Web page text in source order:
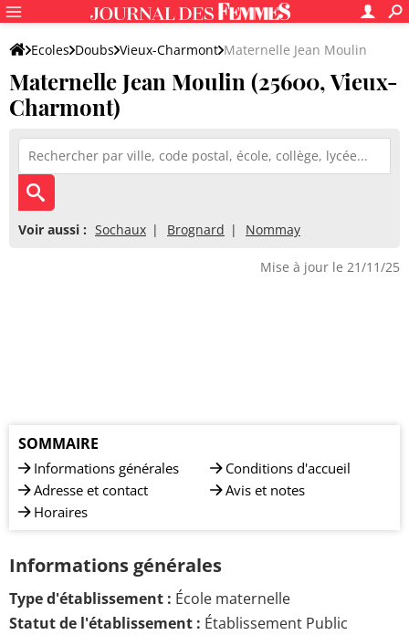
Ecoles Doubs Vieux-Charmont Maternelle Jean Moulin
Maternelle Jean Moulin (25600, Vieux-
Charmont)
Voir aussi : Sochaux Brognard Nommay
Mise à jour le 21/11/25
SOMMAIRE
Informations générales
Adresse et contact
Horaires
Conditions d'accueil
Avis et notes
Informations générales
Type d'établissement : École maternelle
Statut de l'établissement : Établissement Public